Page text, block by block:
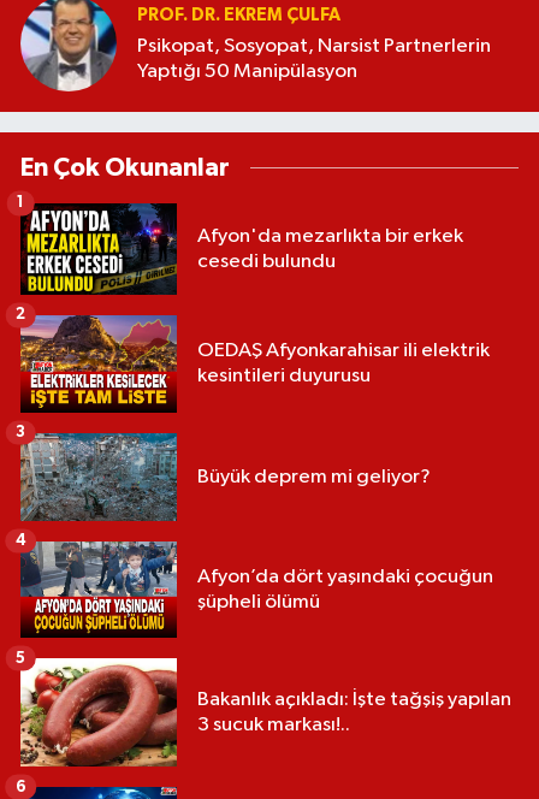
PROF. DR. EKREM ÇULFA
Psikopat, Sosyopat, Narsist Partnerlerin
Yaptığı 50 Manipülasyon
En Çok Okunanlar
Afyon'da mezarlıkta bir erkek
cesedi bulundu
1
OEDAŞ Afyonkarahisar ili elektrik
kesintileri duyurusu
2
Büyük deprem mi geliyor?
3
Afyon’da dört yaşındaki çocuğun
şüpheli ölümü
4
Bakanlık açıkladı: İşte tağşiş yapılan
3 sucuk markası!..
5
6